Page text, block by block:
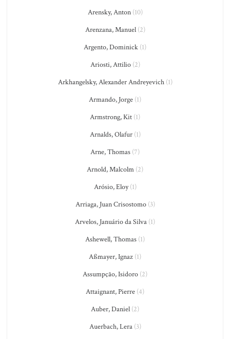
Arensky, Anton(10)
Arenzana, Manuel(2)
Argento, Dominick (1)
Ariosti, Attilio(2)
Arkhangelsky, Alexander Andreyevich(1)
Armando, Jorge (1)
Armstrong, Kit (1)
Arnalds, Olafur(1)
Arne, Thomas (7)
Arnold, Malcolm (2)
Arósio, Eloy(1)
Arriaga, Juan Crisostomo(3)
Arvelos, Januário da Silva (1)
Ashewell, Thomas (1)
Aßmayer, Ignaz (1)
Assumpção, Isidoro (2)
Attaignant, Pierre (4)
Auber, Daniel (2)
Auerbach, Lera(3)